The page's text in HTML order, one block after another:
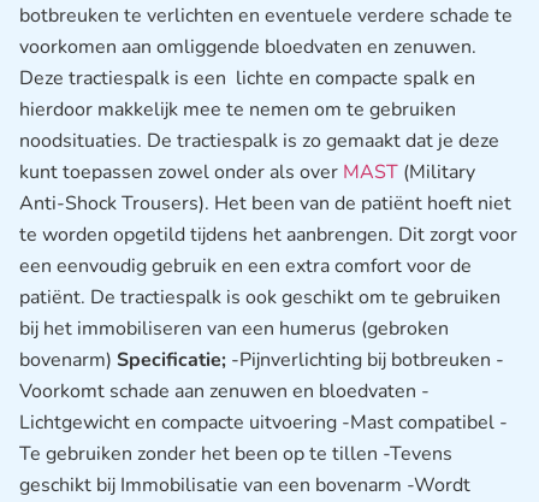
botbreuken te verlichten en eventuele verdere schade te
voorkomen aan omliggende bloedvaten en zenuwen.
Deze tractiespalk is een lichte en compacte spalk en
hierdoor makkelijk mee te nemen om te gebruiken
noodsituaties. De tractiespalk is zo gemaakt dat je deze
kunt toepassen zowel onder als over MAST (Military
Anti-Shock Trousers). Het been van de patiënt hoeft niet
te worden opgetild tijdens het aanbrengen. Dit zorgt voor
een eenvoudig gebruik en een extra comfort voor de
patiënt. De tractiespalk is ook geschikt om te gebruiken
bij het immobiliseren van een humerus (gebroken
bovenarm) Specificatie; -Pijnverlichting bij botbreuken -
Voorkomt schade aan zenuwen en bloedvaten -
Lichtgewicht en compacte uitvoering -Mast compatibel -
Te gebruiken zonder het been op te tillen -Tevens
geschikt bij Immobilisatie van een bovenarm -Wordt